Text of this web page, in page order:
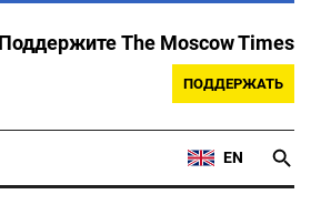
Поддержите The Moscow Times
ПОДДЕРЖАТЬ
EN